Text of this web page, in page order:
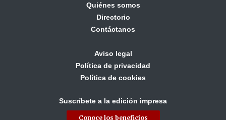
Quiénes somos
Directorio
Contáctanos
Aviso legal
Política de privacidad
Política de cookies
Suscríbete a la edición impresa
Conoce los beneficios